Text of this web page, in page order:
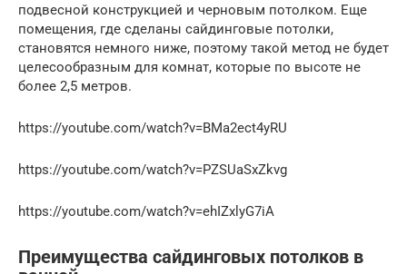
подвесной конструкцией и черновым потолком. Еще
помещения, где сделаны сайдинговые потолки,
становятся немного ниже, поэтому такой метод не будет
целесообразным для комнат, которые по высоте не
более 2,5 метров.
https://youtube.com/watch?v=BMa2ect4yRU
https://youtube.com/watch?v=PZSUaSxZkvg
https://youtube.com/watch?v=ehIZxlyG7iA
Преимущества сайдинговых потолков в